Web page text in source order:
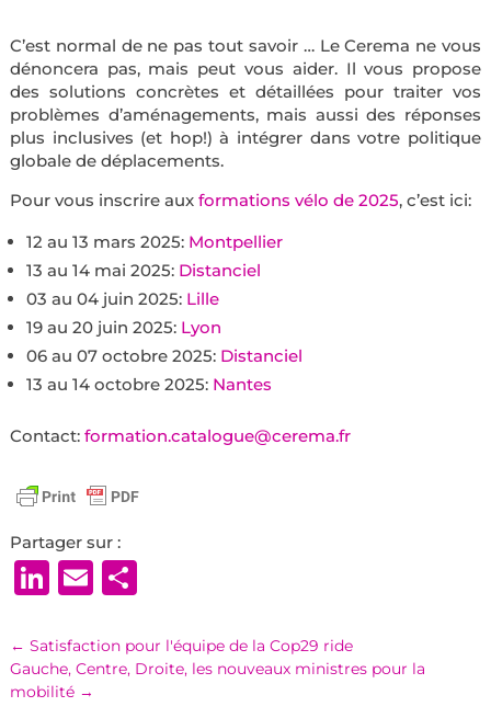
C’est normal de ne pas tout savoir … Le Cerema ne vous
dénoncera pas, mais peut vous aider. Il vous propose
des solutions concrètes et détaillées pour traiter vos
problèmes d’aménagements, mais aussi des réponses
plus inclusives (et hop!) à intégrer dans votre politique
globale de déplacements.
Pour vous inscrire aux formations vélo de 2025, c’est ici:
12 au 13 mars 2025: Montpellier
13 au 14 mai 2025: Distanciel
03 au 04 juin 2025: Lille
19 au 20 juin 2025: Lyon
06 au 07 octobre 2025: Distanciel
13 au 14 octobre 2025: Nantes
Contact: formation.catalogue@cerema.fr
Partager sur :
LinkedIn
EmailPartager
← Satisfaction pour l'équipe de la Cop29 ride
Gauche, Centre, Droite, les nouveaux ministres pour la
mobilité→